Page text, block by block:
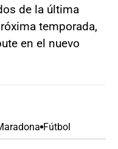
de la última
temporada,
en el nuevo
Fútbol